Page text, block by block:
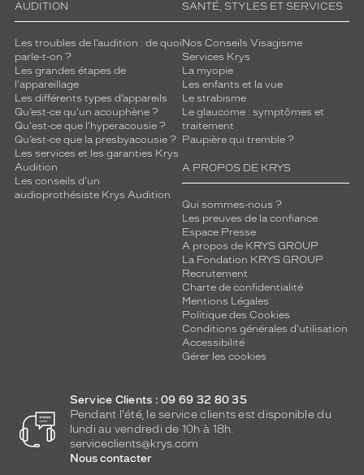
AUDITION
Les troubles de l’audition : de quoi
parle-t-on ?
Les grandes étapes de
l'appareillage
Les différents types d’appareils
Qu’est-ce qu'un acouphène ?
Qu'est-ce que l'hyperacousie ?
Qu’est-ce que la presbyacousie ?
Les services et les garanties Krys
Audition
Les conseils d'un
audioprothésiste Krys Audition
SANTÉ, STYLES ET SERVICES
Nos Conseils Visagisme
Services Krys
La myopie
Les enfants et la vue
Le strabisme
Le glaucome : symptômes et
traitement
Paupière qui tremble ?
A PROPOS DE KRYS
Qui sommes-nous ?
Les preuves de la confiance
Espace Presse
A propos de KRYS GROUP
La Fondation KRYS GROUP
Recrutement
Charte de confidentialité
Mentions Légales
Politique des Cookies
Conditions générales d'utilisation
Accessibilité
Gérer les cookies
Service Clients : 09 69 32 80 35
Pendant l'été, le service clients est disponible du
lundi au vendredi de 10h à 18h.
serviceclients@krys.com
Nous contacter